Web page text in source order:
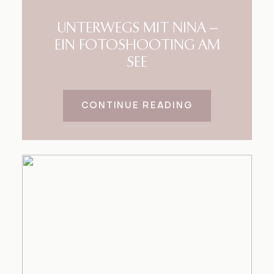
UNTERWEGS MIT NINA –
EIN FOTOSHOOTING AM
SEE
CONTINUE READING